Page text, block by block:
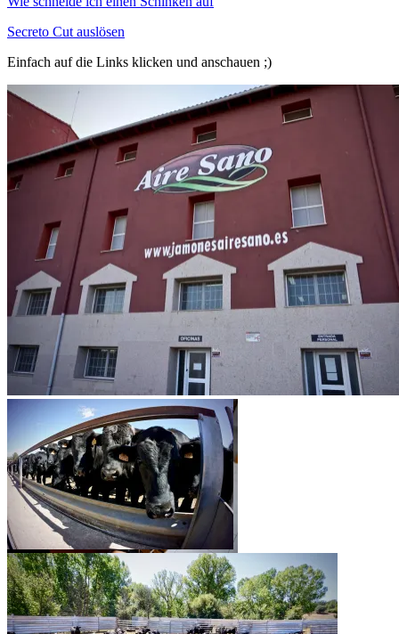
Secreto Cut auslösen
Einfach auf die Links klicken und anschauen ;)
Firmenzentrale Aire Sano